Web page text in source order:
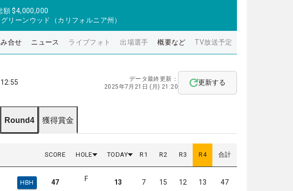
額 $4,000,000
リーンウッド（カリフォルニア州）
合せ ニュース ライブフォト 出場選手 概要など TV放送予定
12:55
データ最終更新：
2025年7月21日 (月) 21:20
更新する
Round4 獲得賞金
SCORE HOLE TODAY R 1 R2 R3 R4 合計
HBH 47 F 13 7 15 12 13 47